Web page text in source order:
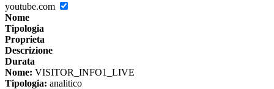
youtube.com
Nome
Tipologia
Proprieta
Descrizione
Durata
Nome: VISITOR_INFO1_LIVE
Tipologia: analitico